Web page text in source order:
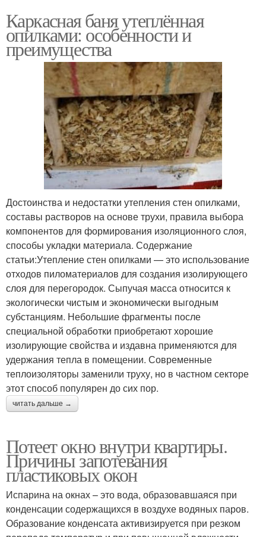
Каркасная баня утеплённая
опилками: особенности и
преимущества
Достоинства и недостатки утепления стен опилками,
составы растворов на основе трухи, правила выбора
компонентов для формирования изоляционного слоя,
способы укладки материала. Содержание
статьи:Утепление стен опилками — это использование
отходов пиломатериалов для создания изолирующего
слоя для перегородок. Сыпучая масса относится к
экологически чистым и экономически выгодным
субстанциям. Небольшие фрагменты после
специальной обработки приобретают хорошие
изолирующие свойства и издавна применяются для
удержания тепла в помещении. Современные
теплоизоляторы заменили труху, но в частном секторе
этот способ популярен до сих пор.
читать дальше →
Потеет окно внутри квартиры.
Причины запотевания
пластиковых окон
Испарина на окнах – это вода, образовавшаяся при
конденсации содержащихся в воздухе водяных паров.
Образование конденсата активизируется при резком